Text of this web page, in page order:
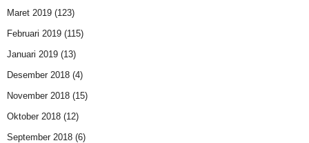
Maret 2019 (123)
Februari 2019 (115)
Januari 2019 (13)
Desember 2018 (4)
November 2018 (15)
Oktober 2018 (12)
September 2018 (6)